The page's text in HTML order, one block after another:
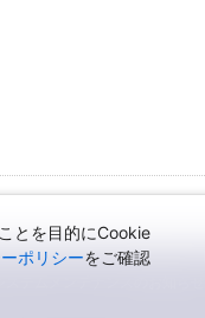
とを目的にCookie
ポリシーをご確認